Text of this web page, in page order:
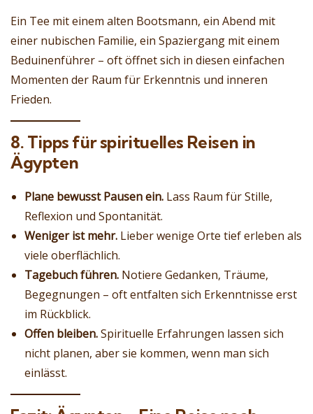
Ein Tee mit einem alten Bootsmann, ein Abend mit
einer nubischen Familie, ein Spaziergang mit einem
Beduinenführer – oft öffnet sich in diesen einfachen
Momenten der Raum für Erkenntnis und inneren
Frieden.
8. Tipps für spirituelles Reisen in
Ägypten
Plane bewusst Pausen ein. Lass Raum für Stille,
Reflexion und Spontanität.
Weniger ist mehr. Lieber wenige Orte tief erleben als
viele oberflächlich.
Tagebuch führen. Notiere Gedanken, Träume,
Begegnungen – oft entfalten sich Erkenntnisse erst
im Rückblick.
Offen bleiben.Spirituelle Erfahrungen lassen sich
nicht planen, aber sie kommen, wenn man sich
einlässt.